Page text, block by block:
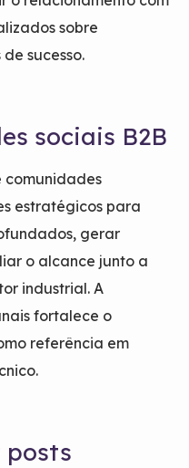
sobre
sucesso.
sociais B2B
comunidades
estratégicos para
gerar
o alcance junto a
industrial. A
fortalece o
referência em
posts